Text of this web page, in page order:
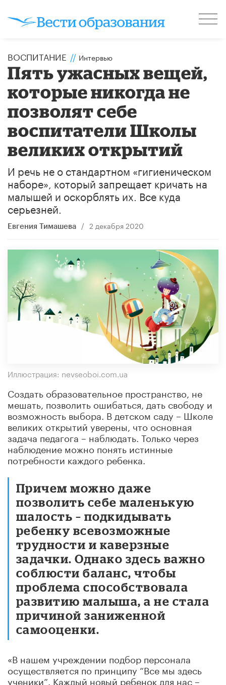
ВОСПИТАНИЕ // Интервью
Пять ужасных вещей,
которые никогда не
позволят себе
воспитатели Школы
великих открытий
И речь не о стандартном «гигиеническом
наборе», который запрещает кричать на
малышей и оскорблять их. Все куда
серьезней.
Евгения Тимашева / 2 декабря 2020
Иллюстрация: nevseoboi.com.ua
Создать образовательное пространство, не
мешать, позволить ошибаться, дать свободу и
возможность выбора. В детском саду – Школе
великих открытий уверены, что основная
задача педагога – наблюдать. Только через
наблюдение можно понять истинные
потребности каждого ребенка.
Причем можно даже
позволить себе маленькую
шалость – подкидывать
ребенку всевозможные
трудности и каверзные
задачки. Однако здесь важно
соблюсти баланс, чтобы
проблема способствовала
развитию малыша, а не стала
причиной заниженной
самооценки.
«В нашем учреждении подбор персонала
осуществляется по принципу “Все мы здесь
ученики”. Каждый новый ребенок для нас –